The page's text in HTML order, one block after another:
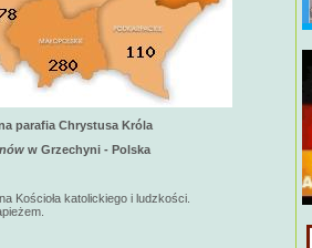
parafia Chrystusa Króla
w Grzechyni - Polska
katolickiego i ludzkości.